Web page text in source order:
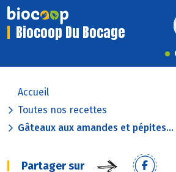
Biocoop Du Bocage
Accueil
Toutes nos recettes
Gâteaux aux amandes et pépites...
Partager sur